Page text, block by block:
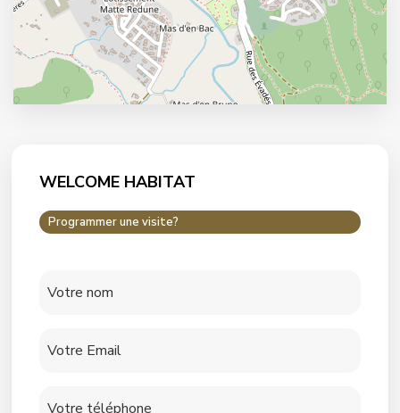
WELCOME HABITAT
Programmer une visite?